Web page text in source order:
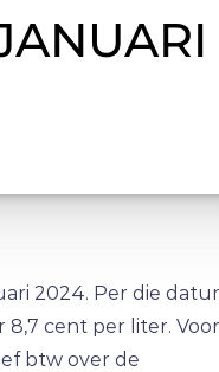
2024. Per die
cent per liter. Voor
btw over de